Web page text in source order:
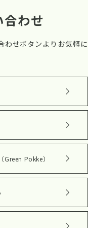
わせ
わせボタンよりお気軽に
（Green Pokke）